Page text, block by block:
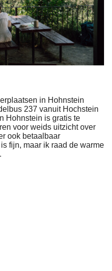
in Hohnstein
237 vanuit Hochstein
Hohnstein is gratis te
voor weids uitzicht over
ook betaalbaar
fijn, maar ik raad de warme